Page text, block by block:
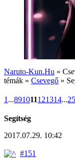
Naruto-Kun.Hu »
témák » Csevegő »
1 ...891011121314...25
Segítség
2017.07.29. 10:42
#151